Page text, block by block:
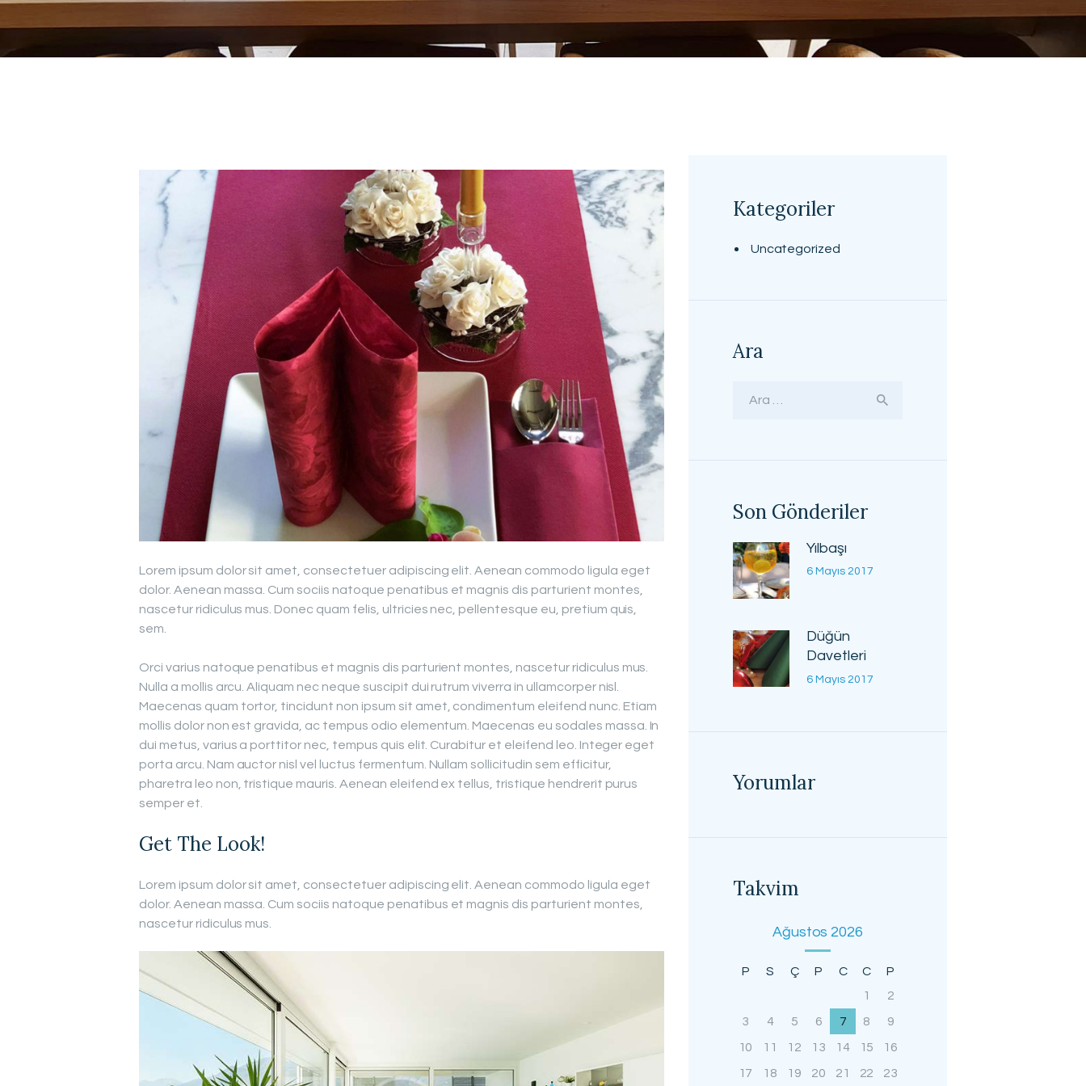
MAĞAZA
Lorem ipsum dolor sit amet, consectetuer adipiscing elit. Aenean commodo ligula eget
dolor. Aenean massa. Cum sociis natoque penatibus et magnis dis parturient montes,
nascetur ridiculus mus. Donec quam felis, ultricies nec, pellentesque eu, pretium quis,
sem.
Orci varius natoque penatibus et magnis dis parturient montes, nascetur ridiculus mus.
Nulla a mollis arcu. Aliquam nec neque suscipit dui rutrum viverra in ullamcorper nisl.
Maecenas quam tortor, tincidunt non ipsum sit amet, condimentum eleifend nunc. Etiam
mollis dolor non est gravida, ac tempus odio elementum. Maecenas eu sodales massa. In
dui metus, varius a porttitor nec, tempus quis elit. Curabitur et eleifend leo. Integer eget
porta arcu. Nam auctor nisl vel luctus fermentum. Nullam sollicitudin sem efficitur,
pharetra leo non, tristique mauris. Aenean eleifend ex tellus, tristique hendrerit purus
semper et.
Get The Look!
Lorem ipsum dolor sit amet, consectetuer adipiscing elit. Aenean commodo ligula eget
dolor. Aenean massa. Cum sociis natoque penatibus et magnis dis parturient montes,
nascetur ridiculus mus.
Kategoriler
Uncategorized
Ara
Son Gönderiler
Yılbaşı
6 Mayıs 2017
Düğün
Davetleri
6 Mayıs 2017
Yorumlar
Takvim
Ağustos 2026
P S Ç P C C
P
1
2
3
4 5 6 7 8
9
10
11 12 13 14 15
16
17
18 19 20 21 22
23